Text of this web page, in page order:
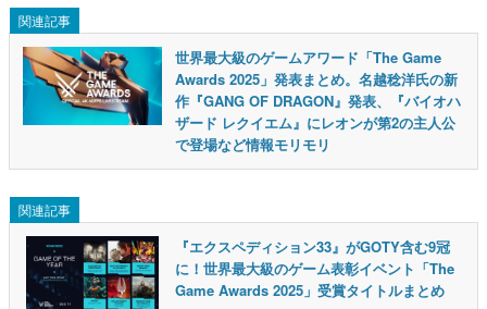
関連記事
世界最大級のゲームアワード「The Game
Awards 2025」発表まとめ。名越稔洋氏の新
作『GANG OF DRAGON』発表、『バイオハ
ザード レクイエム』にレオンが第2の主人公
で登場など情報モリモリ
関連記事
『エクスペディション33』がGOTY含む9冠
に！世界最大級のゲーム表彰イベント「The
Game Awards 2025」受賞タイトルまとめ